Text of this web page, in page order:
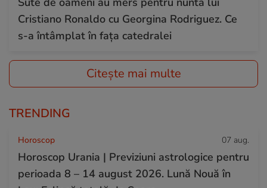
Cristiano Ronaldo cu Georgina Rodriguez. Ce
s-a întâmplat în fața catedralei
Citește mai multe
TRENDING
Horoscop 07 aug.
Horoscop Urania | Previziuni astrologice pentru
perioada 8 – 14 august 2026. Lună Nouă în